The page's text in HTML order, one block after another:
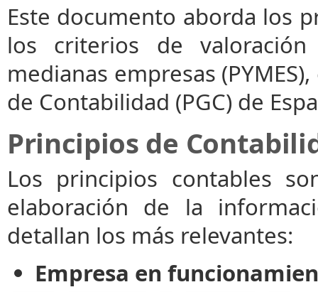
Este documento aborda los
los criterios de
medianas empresas
de Contabilidad (PGC) de
Principios de
Los principios contables
elaboración de la
detallan los más relevantes:
Empresa en